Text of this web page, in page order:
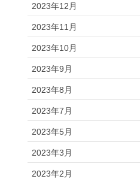
2023年12月
2023年11月
2023年10月
2023年9月
2023年8月
2023年7月
2023年5月
2023年3月
2023年2月